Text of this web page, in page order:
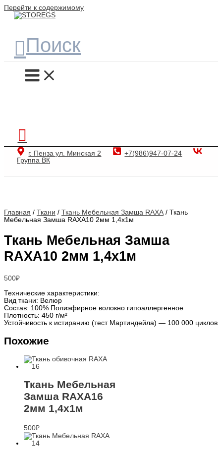
Перейти к содержимому
Поиск
г. Пенза ул. Минская 2
+7(986)947-07-24
Группа ВК
Главная / Ткани / Ткань Мебельная Замша RAXA / Ткань
Мебельная Замша RAXA10 2мм 1,4х1м
Ткань Мебельная Замша
RAXA10 2мм 1,4х1м
500₽
Технические характеристики:
Вид ткани: Велюр
Состав: 100% Полиэфирное волокно гипоаллергенное
Плотность: 450 г/м²
Устойчивость к истиранию (тест Мартиндейла) — 100 000 циклов
Похожие
Ткань Мебельная
Замша RAXA16
2мм 1,4х1м
500₽